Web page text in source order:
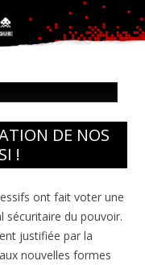
DE NOS
!
ont fait voter une
sécuritaire du pouvoir.
justifiée par la
nouvelles formes